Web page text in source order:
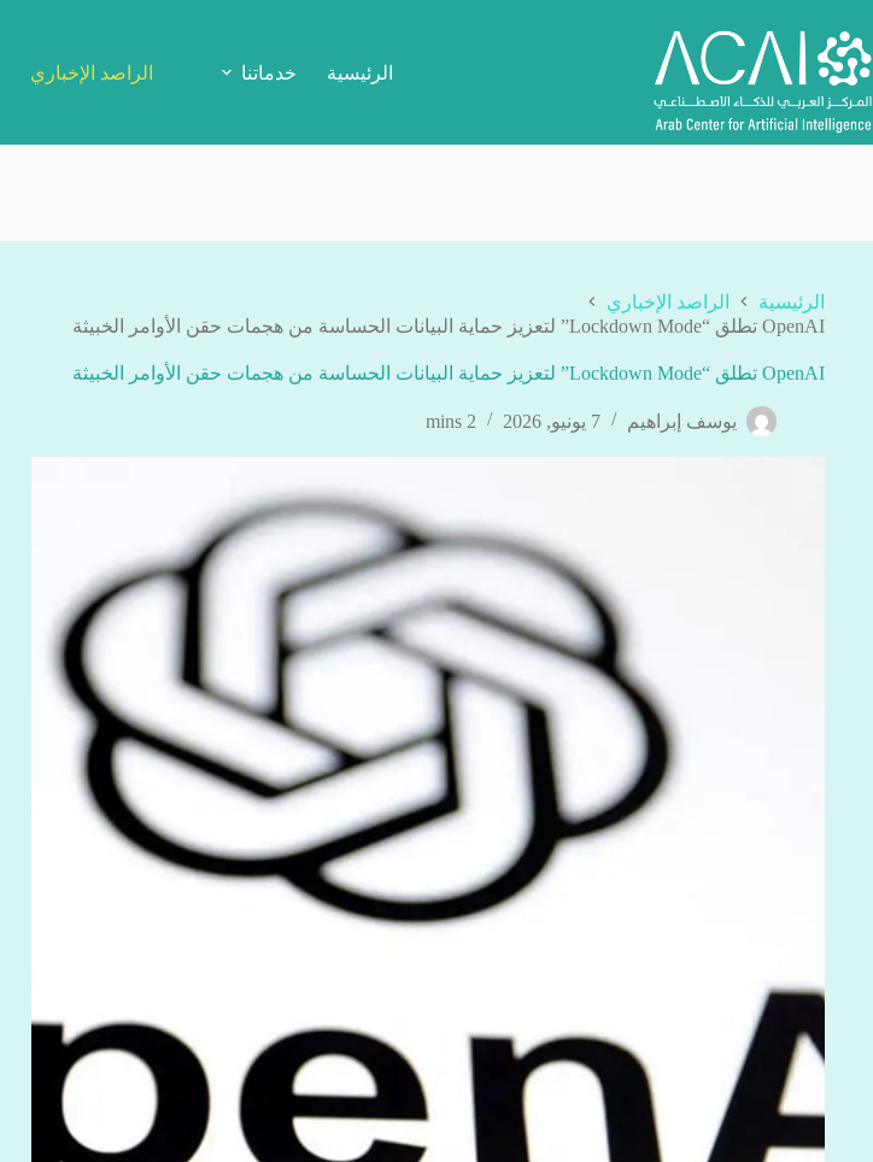
إلى
المحتوى
الرئيسية خدماتنا الراصد الإخباري
الرئيسية
الراصد الإخباري
OpenAI تطلق “Lockdown Mode” لتعزيز حماية البيانات الحساسة من هجمات حقن الأوامر الخبيثة
OpenAI تطلق “Lockdown Mode” لتعزيز حماية البيانات الحساسة من هجمات حقن الأوامر الخبيثة
يوسف إبراهيم 7 يونيو, 2026 2 mins